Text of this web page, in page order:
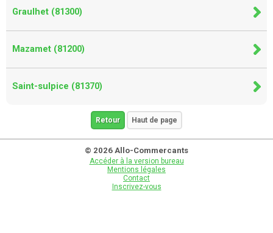
Graulhet (81300)
Mazamet (81200)
Saint-sulpice (81370)
Retour Haut de page
© 2026 Allo-Commercants
Accéder à la version bureau
Mentions légales
Contact
Inscrivez-vous